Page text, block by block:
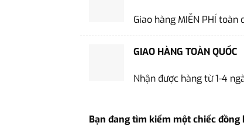
Giao hàng MIỄN PHÍ toàn
GIAO HÀNG TOÀN QUỐC
Nhận được hàng từ 1-4
Bạn đang tìm kiếm một chiếc